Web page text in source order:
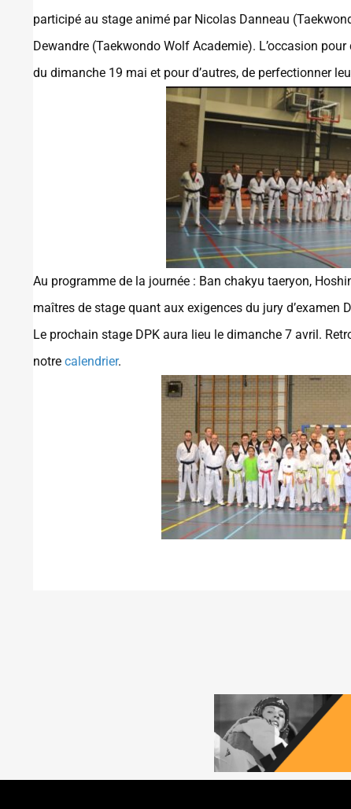
participé au stage animé par Nicolas Danneau
Dewandre (Taekwondo Wolf Academie). L’occasion
du dimanche 19 mai et pour d’autres, de perfectionner
Au programme de la journée : Ban chakyu taeryon,
maîtres de stage quant aux exigences du jury d’examen
Le prochain stage DPK aura lieu le dimanche 7 avril.
notre calendrier.